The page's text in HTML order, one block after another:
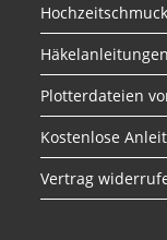
Plotterdateien
Kostenlose
Vertrag